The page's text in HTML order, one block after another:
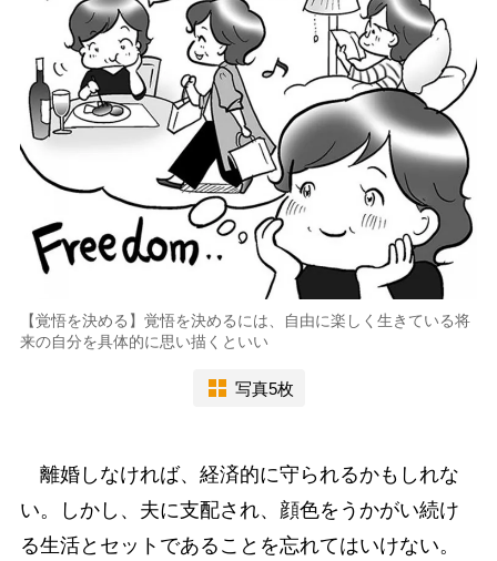
【覚悟を決める】覚悟を決めるには、自由に楽しく生きている将
来の自分を具体的に思い描くといい
写真5枚
離婚しなければ、経済的に守られるかもしれな
い。しかし、夫に支配され、顔色をうかがい続け
る生活とセットであることを忘れてはいけない。